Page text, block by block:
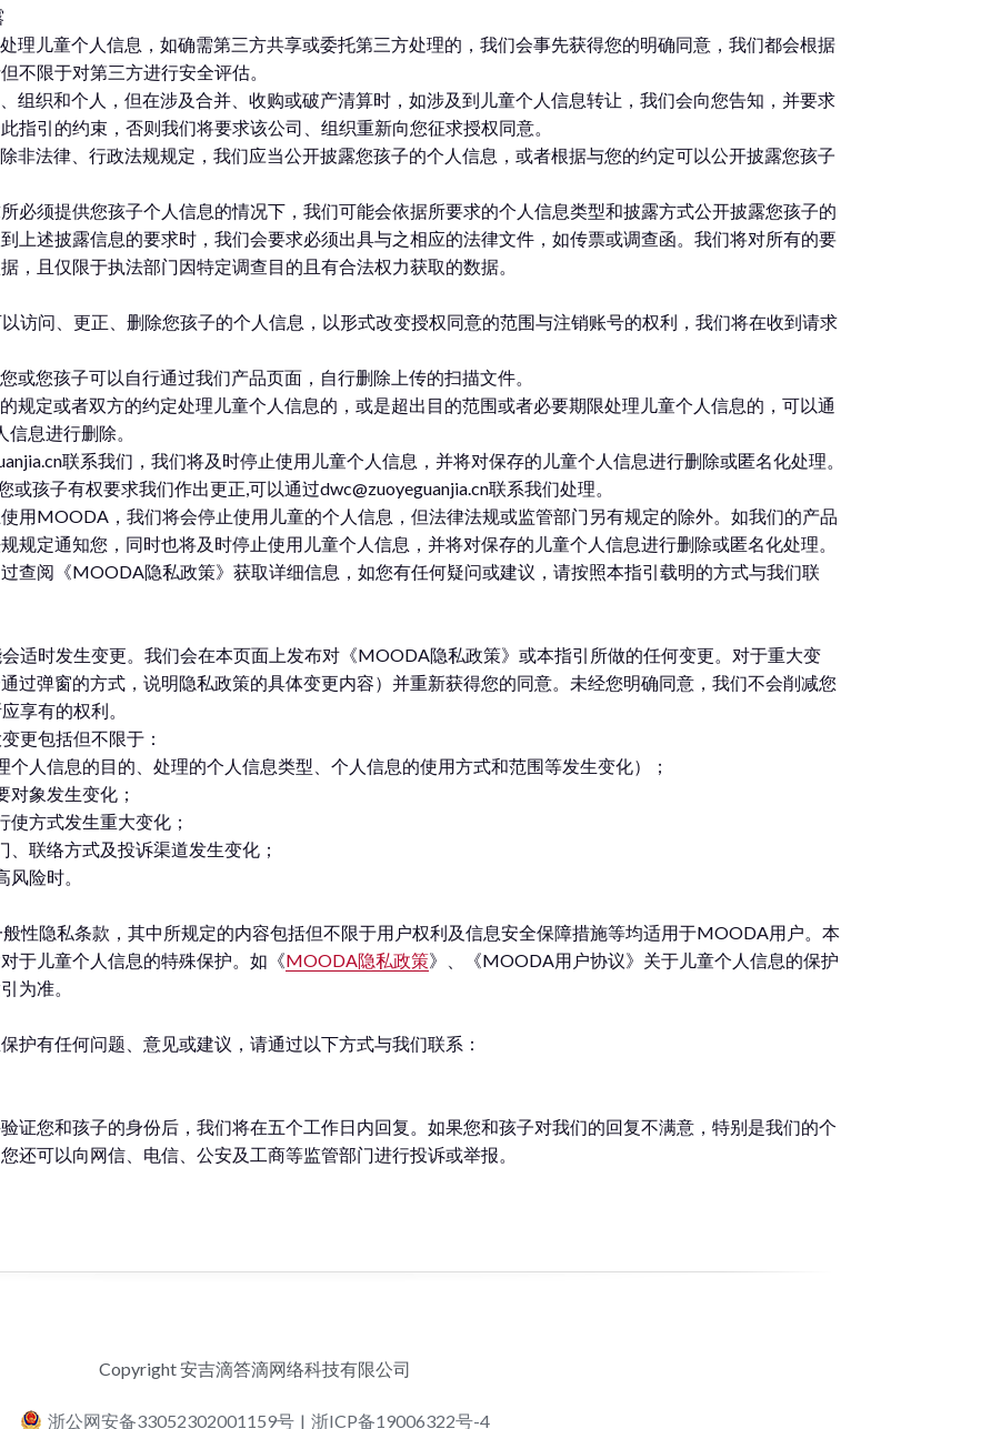
理儿童个人信息，如确需第三方共享或委托第三方处理的，我们会事先获得您的明确同意，我们都会根据
不限于对第三方进行安全评估。
组织和个人，但在涉及合并、收购或破产清算时，如涉及到儿童个人信息转让，我们会向您告知，并要求
指引的约束，否则我们将要求该公司、组织重新向您征求授权同意。
非法律、行政法规规定，我们应当公开披露您孩子的个人信息，或者根据与您的约定可以公开披露您孩子
必须提供您孩子个人信息的情况下，我们可能会依据所要求的个人信息类型和披露方式公开披露您孩子的
上述披露信息的要求时，我们会要求必须出具与之相应的法律文件，如传票或调查函。我们将对所有的要
，且仅限于执法部门因特定调查目的且有合法权力获取的数据。
访问、更正、删除您孩子的个人信息，以形式改变授权同意的范围与注销账号的权利，我们将在收到请求
或您孩子可以自行通过我们产品页面，自行删除上传的扫描文件。
规定或者双方的约定处理儿童个人信息的，或是超出目的范围或者必要期限处理儿童个人信息的，可以通
息进行删除。
联系我们，我们将及时停止使用儿童个人信息，并将对保存的儿童个人信息进行删除或匿名化处理。
孩子有权要求我们作出更正,可以通过dwc@zuoyeguanjia.cn联系我们处理。
用MOODA，我们将会停止使用儿童的个人信息，但法律法规或监管部门另有规定的除外。如我们的产品
规定通知您，同时也将及时停止使用儿童个人信息，并将对保存的儿童个人信息进行删除或匿名化处理。
查阅《MOODA隐私政策》获取详细信息，如您有任何疑问或建议，请按照本指引载明的方式与我们联
适时发生变更。我们会在本页面上发布对《MOODA隐私政策》或本指引所做的任何变更。对于重大变
过弹窗的方式，说明隐私政策的具体变更内容）并重新获得您的同意。未经您明确同意，我们不会削减您
享有的权利。
更包括但不限于：
个人信息的目的、处理的个人信息类型、个人信息的使用方式和范围等发生变化）；
对象发生变化；
使方式发生重大变化；
、联络方式及投诉渠道发生变化；
险时。
性隐私条款，其中所规定的内容包括但不限于用户权利及信息安全保障措施等均适用于MOODA用户。本
于儿童个人信息的特殊保护。如《MOODA隐私政策》、《MOODA用户协议》关于儿童个人信息的保护
为准。
护有任何问题、意见或建议，请通过以下方式与我们联系：
证您和孩子的身份后，我们将在五个工作日内回复。如果您和孩子对我们的回复不满意，特别是我们的个
还可以向网信、电信、公安及工商等监管部门进行投诉或举报。
Copyright 安吉滴答滴网络科技有限公司
浙公网安备33052302001159号 | 浙ICP备19006322号-4